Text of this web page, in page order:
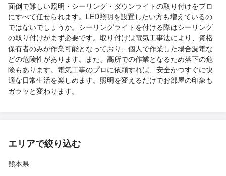
面倒で難しい照明・シーリング・ダウンライトの取り付けをプロ
にすべて任せられます。LED照明を設置したい方も増えているの
ではないでしょうか。シーリングライトを付ける際はシーリング
の取り付けがまず必要です。取り付けは電気工事法により、資格
保有者のみが作業可能となっており、個人で作業した場合漏電な
どの危険性があります。また、高所での作業となるため落下の危
険もあります。電気工事のプロに依頼すれば、安全かつすぐに快
適な日常生活を楽しめます。照明を変えるだけでお部屋の印象も
ガラッと変わります。
エリアで絞り込む
熊本県